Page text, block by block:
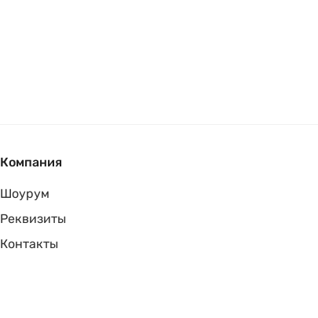
Компания
Шоурум
Реквизиты
Контакты